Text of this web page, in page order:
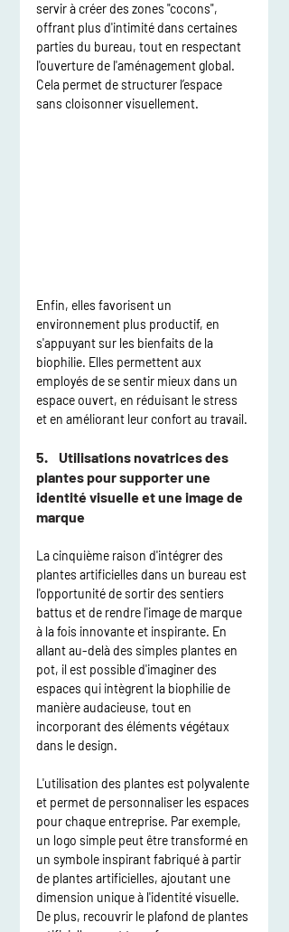
servir à créer des zones "cocons",
offrant plus d'intimité dans certaines
parties du bureau, tout en respectant
l'ouverture de l'aménagement global.
Cela permet de structurer l’espace
sans cloisonner visuellement.
Enfin, elles favorisent un
environnement plus productif, en
s'appuyant sur les bienfaits de la
biophilie. Elles permettent aux
employés de se sentir mieux dans un
espace ouvert, en réduisant le stress
et en améliorant leur confort au travail.
5.    Utilisations novatrices des
plantes pour supporter une
identité visuelle et une image de
marque
La cinquième raison d'intégrer des
plantes artificielles dans un bureau est
l'opportunité de sortir des sentiers
battus et de rendre l'image de marque
à la fois innovante et inspirante. En
allant au-delà des simples plantes en
pot, il est possible d'imaginer des
espaces qui intègrent la biophilie de
manière audacieuse, tout en
incorporant des éléments végétaux
dans le design.
L'utilisation des plantes est polyvalente
et permet de personnaliser les espaces
pour chaque entreprise. Par exemple,
un logo simple peut être transformé en
un symbole inspirant fabriqué à partir
de plantes artificielles, ajoutant une
dimension unique à l'identité visuelle.
De plus, recouvrir le plafond de plantes